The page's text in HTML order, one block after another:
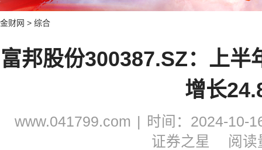
金财网 > 综合
富邦股份300387.SZ：上半
增长
www.041799.com
时间：2024-10-
证券之星
阅读